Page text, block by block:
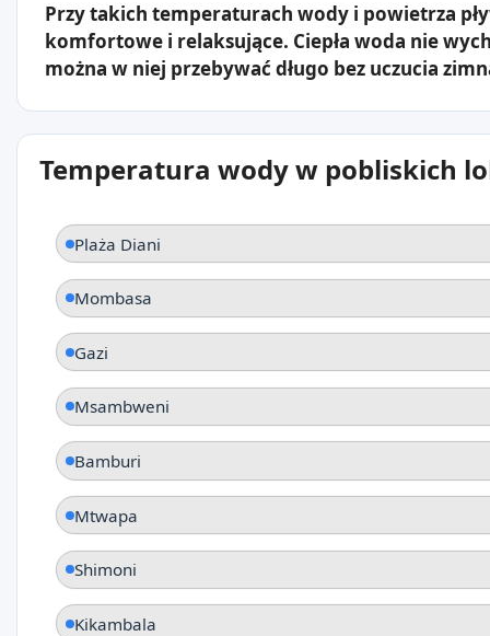
Przy takich temperaturach wody i powietrza
komfortowe i relaksujące. Ciepła woda nie
można w niej przebywać długo bez uczucia
Temperatura wody w pobliskich
Plaża Diani
Mombasa
Gazi
Msambweni
Bamburi
Mtwapa
Shimoni
Kikambala